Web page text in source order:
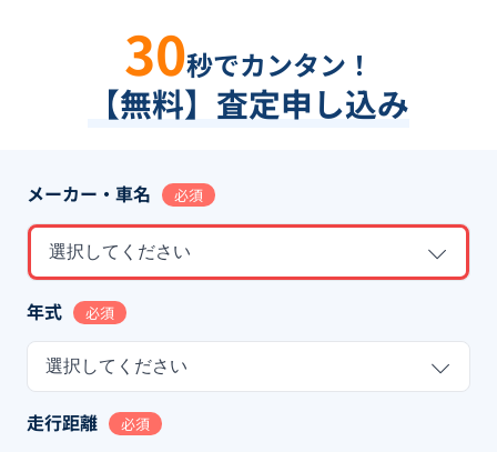
30秒でカンタン！
【無料】査定申し込み
メーカー・車名 必須
選択してください
年式 必須
選択してください
走行距離 必須